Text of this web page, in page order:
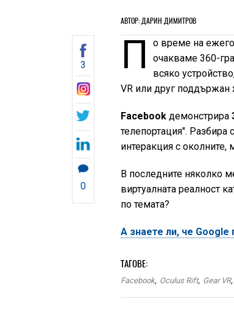
АВТОР: ДАРИН ДИМИТРОВ
3
0
П о време на
очакваме 360-
всяко
VR или друг поддържан
Facebook демонстрира
телепортация". Разбира
интеракция с околните,
В последните няколко
виртуалната реалност
по темата?
А знаете ли, че Google
ТАГОВЕ:
Facebook, Oculus Rift, Gear VR,